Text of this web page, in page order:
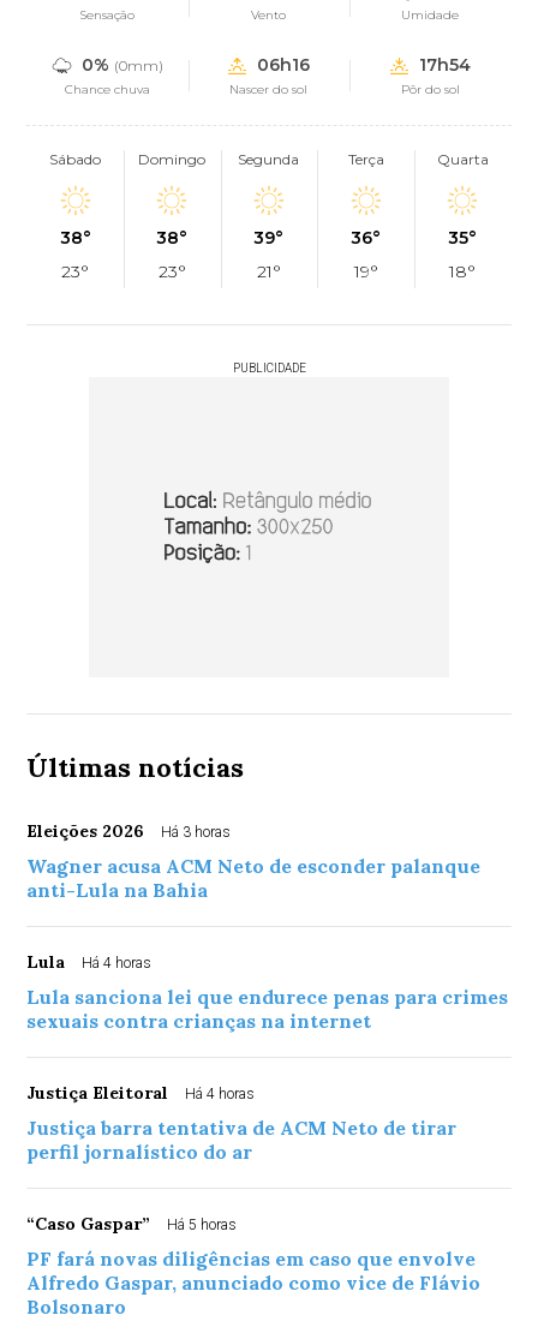
Sensação Vento Umidade
0% (0mm)
Chance chuva
06h16
Nascer do sol
17h54
Pôr do sol
Sábado
38°
23°
Domingo
38°
23°
Segunda
39°
21°
Terça
36°
19°
Quarta
35°
18°
PUBLICIDADE
Últimas notícias
Eleições 2026 Há 3 horas
Wagner acusa ACM Neto de esconder palanque
anti-Lula na Bahia
Lula Há 4 horas
Lula sanciona lei que endurece penas para crimes
sexuais contra crianças na internet
Justiça Eleitoral Há 4 horas
Justiça barra tentativa de ACM Neto de tirar
perfil jornalístico do ar
“Caso Gaspar” Há 5 horas
PF fará novas diligências em caso que envolve
Alfredo Gaspar, anunciado como vice de Flávio
Bolsonaro